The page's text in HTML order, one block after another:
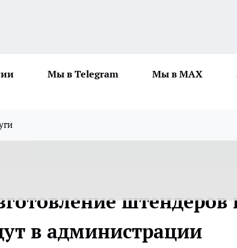
Мы в Telegram Мы в MAX
штендеров
в администрации